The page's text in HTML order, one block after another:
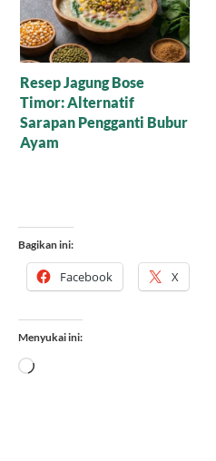
Manisnya Cokelat
Cornflakes Gula Aren,
Mari Nikmati Camilan
Sehat yang Mewah
Bagikan ini:
Menyukai ini:
Memuat...